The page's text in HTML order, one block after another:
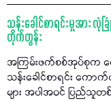
သန်းခေါင်စာရင်းမှုအား
တိုက်တွန်း
အကြမ်းဖက်စစ်အုပ်စုက ရွေ
သန်းခေါင်စာရင်း ကော
များ အပါအဝင် ပြည်သူ